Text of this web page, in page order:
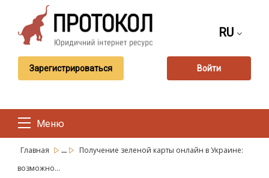
RU
Зарегистрироваться Войти
Меню
Главная ...
Получение зеленой карты онлайн в Украине:
возможно...